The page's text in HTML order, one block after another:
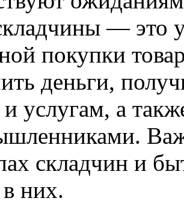
— это
покупки
деньги,
услугам, а
складчин и
них.